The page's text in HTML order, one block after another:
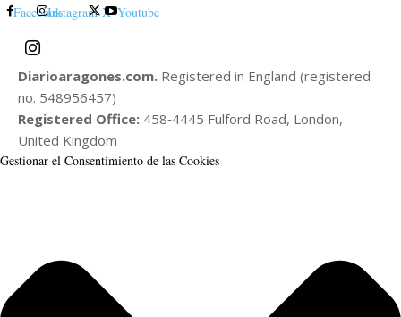
FacebookInstagram X Youtube
Diarioaragones.com. Registered in England (registered
no. 548956457)
Registered Office: 458‑4445 Fulford Road, London,
United Kingdom
Gestionar el Consentimiento de las Cookies